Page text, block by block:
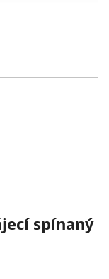
spínaný